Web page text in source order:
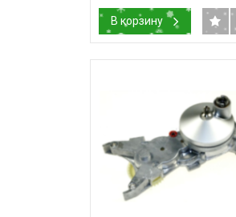
В корзину